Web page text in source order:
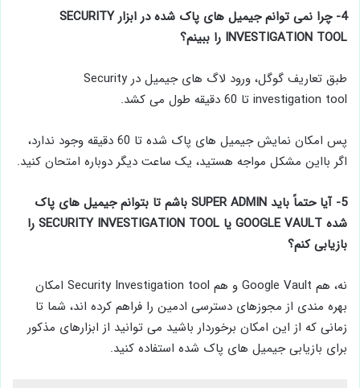
4- چرا نمی توانم جیمیل های پاک شده در ابزار SECURITY
INVESTIGATION TOOL را ببینم؟
طبق تعاریف گوگل، ورود لاگ های جیمیل در Security
investigation tool تا 60 دقیقه طول می کشد.
پس امکان نمایش جیمیل های پاک شده تا 60 دقیقه وجود ندارد،
اگر بااین مشکل مواجه هستید، یک ساعت دیگر دوباره امتحان کنید.
5- آیا حتماً باید SUPER ADMIN باشم تا بتوانم جیمیل های پاک
شده GOOGLE VAULT یا SECURITY INVESTIGATION TOOL را
بازیابی کنم؟
نه، هم Google Vault و هم Security Investigation tool امکان
بهره مندی از مجوزهای دسترسی ادمین را فراهم کرده اند، شما تا
زمانی که از این امکان برخوردار باشید می توانید از ابزارهای مذکور
برای بازیابی جیمیل های پاک شده استفاده کنید.